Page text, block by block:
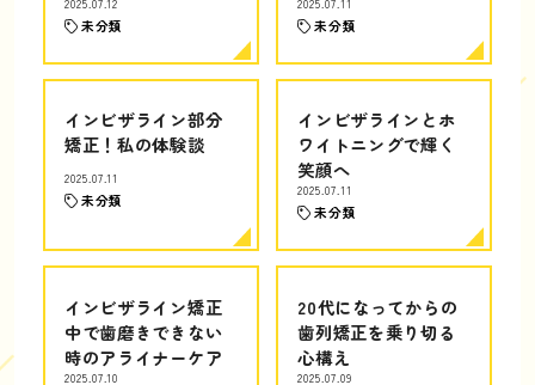
2025.07.12
未分類
2025.07.11
未分類
インビザライン部分
矯正！私の体験談
2025.07.11
未分類
インビザラインとホ
ワイトニングで輝く
笑顔へ
2025.07.11
未分類
インビザライン矯正
中で歯磨きできない
時のアライナーケア
2025.07.10
20代になってからの
歯列矯正を乗り切る
心構え
2025.07.09